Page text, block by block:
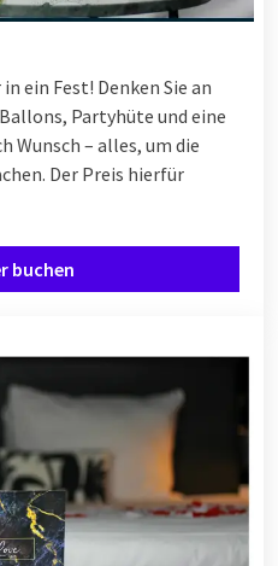
ein Fest! Denken Sie an
Partyhüte und eine
Wunsch – alles, um die
Der Preis hierfür
buchen